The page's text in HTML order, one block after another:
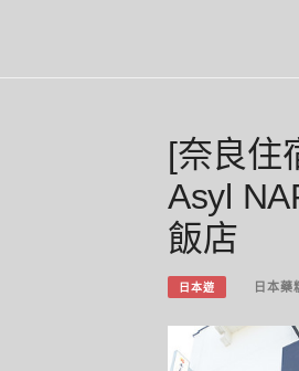
[奈良住
Asyl
飯店
日本遊 日本藥